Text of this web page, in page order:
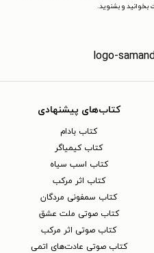
بخوانید و بشنوید.
کتاب‌های پیشنهادی
کتاب بادام
کتاب کیمیاگر
کتاب اسب سیاه
کتاب اثر مرکب
کتاب سمفونی مردگان
کتاب صوتی ملت عشق
کتاب صوتی اثر مرکب
کتاب صوتی عادت‌های اتمی